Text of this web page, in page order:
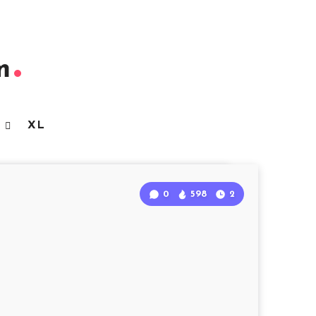
XL
0 598 2